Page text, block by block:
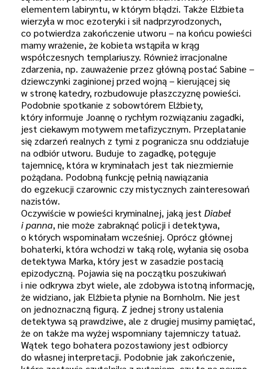
elementem labiryntu, w którym błądzi. Także Elżbieta
wierzyła w moc ezoteryki i sił nadprzyrodzonych,
co potwierdza zakończenie utworu – na końcu powieści
mamy wrażenie, że kobieta wstąpiła w krąg
współczesnych templariuszy. Również irracjonalne
zdarzenia, np. zauważenie przez główną postać Sabine –
dziewczynki zaginionej przed wojną – kierującej się
w stronę katedry, rozbudowuje płaszczyznę powieści.
Podobnie spotkanie z sobowtórem Elżbiety,
który informuje Joannę o rychłym rozwiązaniu zagadki,
jest ciekawym motywem metafizycznym. Przeplatanie
się zdarzeń realnych z tymi z pogranicza snu oddziałuje
na odbiór utworu. Buduje to zagadkę, potęguje
tajemnicę, która w kryminałach jest tak niezmiernie
pożądana. Podobną funkcję pełnią nawiązania
do egzekucji czarownic czy mistycznych zainteresowań
nazistów.
Oczywiście w powieści kryminalnej, jaką jestDiabeł
i panna, nie może zabraknąć policji i detektywa,
o których wspominałam wcześniej. Oprócz głównej
bohaterki, która wchodzi w taką rolę, wyłania się osoba
detektywa Marka, który jest w zasadzie postacią
epizodyczną. Pojawia się na początku poszukiwań
i nie odkrywa zbyt wiele, ale zdobywa istotną informację,
że widziano, jak Elżbieta płynie na Bornholm. Nie jest
on jednoznaczną figurą. Z jednej strony ustalenia
detektywa są prawdziwe, ale z drugiej musimy pamiętać,
że on także ma wyżej wspomniany tajemniczy tatuaż.
Wątek tego bohatera pozostawiony jest odbiorcy
do własnej interpretacji. Podobnie jak zakończenie,